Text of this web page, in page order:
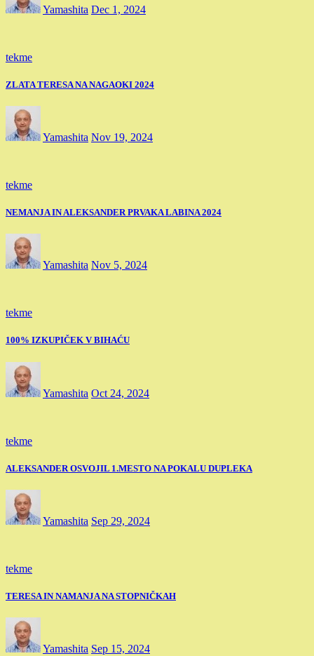
Yamashita Dec 1, 2024
tekme
ZLATA TERESA NA NAGAOKI 2024
Yamashita Nov 19, 2024
tekme
NEMANJA IN ALEKSANDER PRVAKA LABINA 2024
Yamashita Nov 5, 2024
tekme
100% IZKUPIČEK V BIHAĆU
Yamashita Oct 24, 2024
tekme
ALEKSANDER OSVOJIL 1.MESTO NA POKALU DUPLEKA
Yamashita Sep 29, 2024
tekme
TERESA IN NAMANJA NA STOPNIČKAH
Yamashita Sep 15, 2024